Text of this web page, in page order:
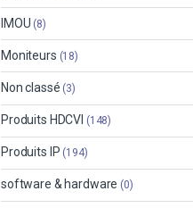
IMOU (8)
Moniteurs (18)
Non classé (3)
Produits HDCVI (148)
Produits IP (194)
software & hardware (0)